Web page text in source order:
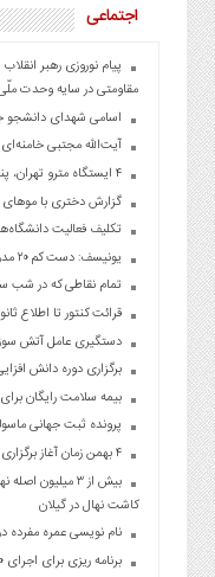
اجتماعی
مقاومتی در سایه وحدت
اسامی شهدای دانشجو
آیت‌الله مجتبی
۴ ایستگاه مترو تهران، پناهگاه جنگی شد
گزارش دختری با موهای
تکلیف فعالیت
یونیسف: دست کم ۲۰ مدرسه و ۱۰ بیمارستان در ایران آسیب دیده است
تمام نقاطی که در شب
قرائت کنتور تا اطلاع
دستگیری عامل آتش
برگزاری دوره دانش
بیمه سلامت رایگان
پرونده ثبت جهانی
۴ بهمن زمان آغاز برگزاری امتحانات لغو شده برخی دانشگاه‌های گیلان
بیش از ۳
کاشت نهال در گیلان
نام نویسی عمره مفرده
برنامه ریزی برای اجرای ۲۸۰ طرح گردشگری در گیلان